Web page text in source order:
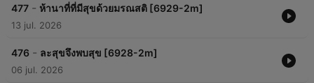
477 - ห้านาที่ที่มีสุขด้วยมรณสติ [6929-2m]
13 jul. 2026
476 - ละสุขจึงพบสุข [6928-2m]
06 jul. 2026